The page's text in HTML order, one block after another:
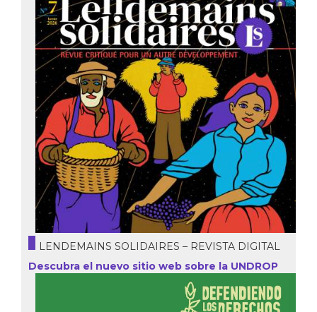
LENDEMAINS SOLIDAIRES – REVISTA DIGITAL
Descubra el nuevo sitio web sobre la UNDROP